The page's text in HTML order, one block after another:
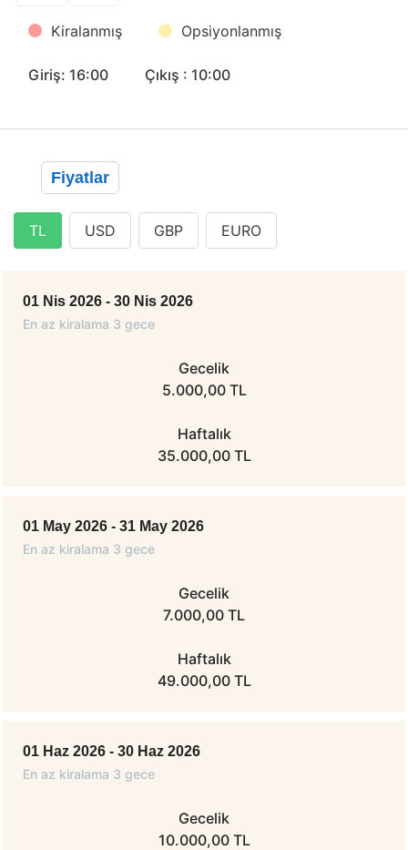
Kiralanmış Opsiyonlanmış
Giriş: 16:00 Çıkış : 10:00
Fiyatlar
TL USD GBP EURO
01 Nis 2026 - 30 Nis 2026
En az kiralama 3 gece
Gecelik
5.000,00 TL
Haftalık
35.000,00 TL
01 May 2026 - 31 May 2026
En az kiralama 3 gece
Gecelik
7.000,00 TL
Haftalık
49.000,00 TL
01 Haz 2026 - 30 Haz 2026
En az kiralama 3 gece
Gecelik
10.000,00 TL